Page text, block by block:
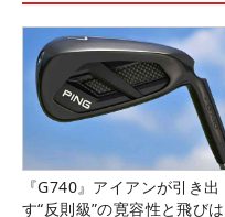
『G740』アイアンが引き出
す“反則級”の寛容性と飛びは